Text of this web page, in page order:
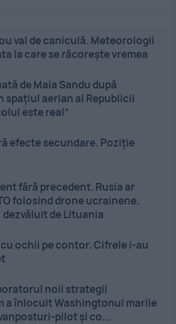
val de caniculă. Meteorologii
la care se răcorește vremea
de Maia Sandu după
spațiul aerian al Republicii
este real”
efecte secundare. Poziție
fără precedent. Rusia ar
folosind drone ucrainene.
de Lituania
ochii pe contor. Cifrele i-au
noii strategii
a înlocuit Washingtonul marile
pilot și co...